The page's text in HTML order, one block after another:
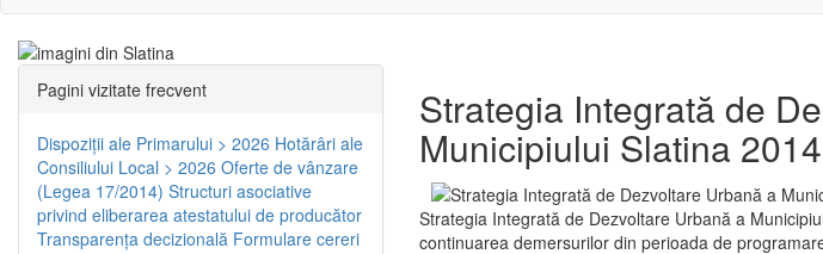
Strategia Integrată de
Municipiului Slatina
Strategia Integrată de Dezvoltare Urbană a
continuarea demersurilor din perioada de
Pagini vizitate frecvent
Dispoziţii ale Primarului > 2026 Hotărâri ale
Consiliului Local > 2026 Oferte de vânzare
(Legea 17/2014) Structuri asociative
privind eliberarea atestatului de producător
Transparenţa decizională Formulare cereri